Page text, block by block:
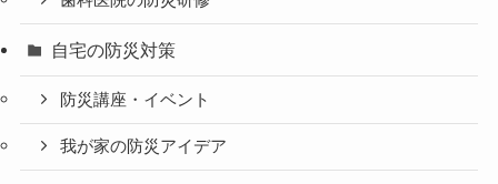
自宅の防災対策
防災講座・イベント
我が家の防災アイデア